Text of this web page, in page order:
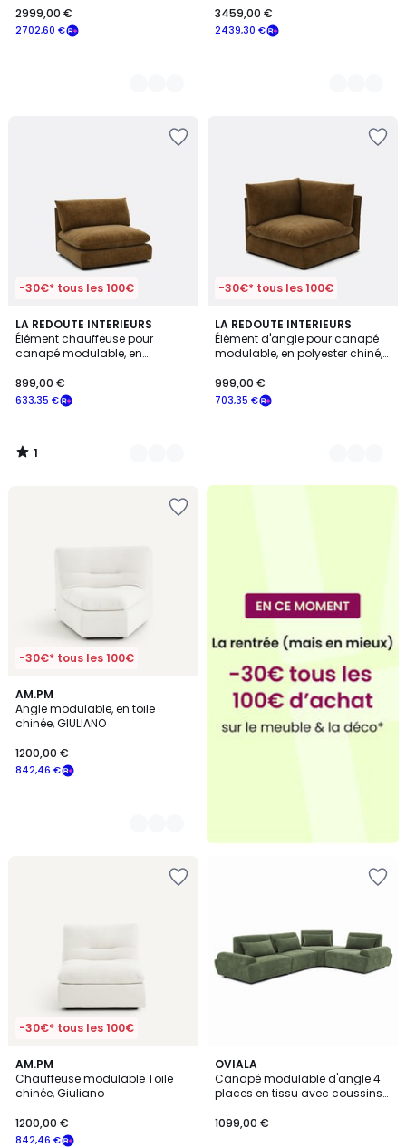
€
souscrivez
2702,60
2702,60 €
2999,00 €
2439,30 €
3459,00 €
-30€* tous les 100€
LA REDOUTE INTERIEURS
Élément chauffeuse pour
canapé modulable, en
633,35 €
899,00 €
1
/
5
9
Couleurs
1
/
-30€* tous les 100€
LA REDOUTE INTERIEURS
Élément d'angle pour canapé
modulable, en polyester chiné,
703,35 €
999,00 €
9
Couleurs
-30€* tous les 100€
AM.PM
Angle modulable, en toile
chinée, GIULIANO
842,46 €
1200,00 €
7
Couleurs
-30€* tous les 100€
AM.PM
Chauffeuse modulable Toile
chinée, Giuliano
842,46 €
1200,00 €
5
/
5
7
Couleurs
OVIALA
Canapé modulable d'angle 4
places en tissu avec coussins
1099,00 €
4
Couleurs